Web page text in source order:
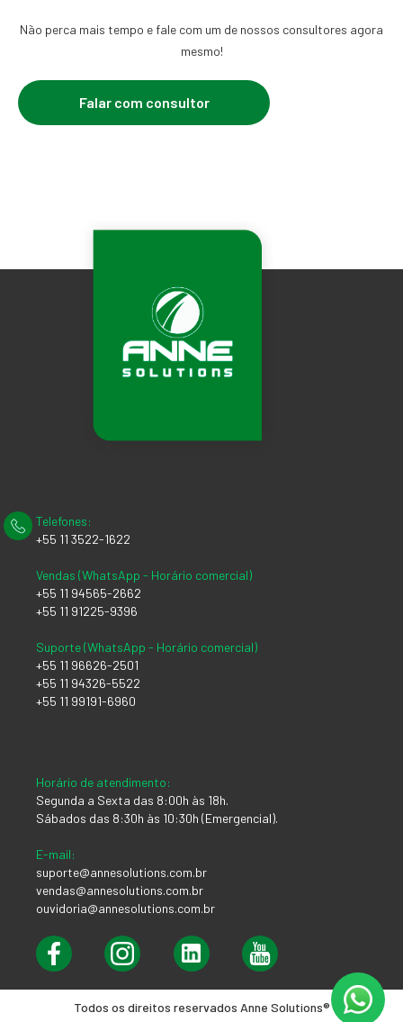
Não perca mais tempo e fale com um de nossos consultores agora
mesmo!
Falar com consultor
Telefones:
+55 11 3522-1622
Vendas (WhatsApp - Horário comercial)
+55 11 94565-2662
+55 11 91225-9396
Suporte (WhatsApp - Horário comercial)
+55 11 96626-2501
+55 11 94326-5522
+55 11 99191-6960
Horário de atendimento:
Segunda a Sexta das 8:00h às 18h.
Sábados das 8:30h às 10:30h (Emergencial).
E-mail:
suporte@annesolutions.com.br
vendas@annesolutions.com.br
ouvidoria@annesolutions.com.br
Todos os direitos reservados Anne Solutions®